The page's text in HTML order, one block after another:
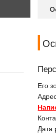
Его
Дата